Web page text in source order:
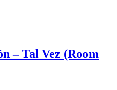
– Tal Vez (Room